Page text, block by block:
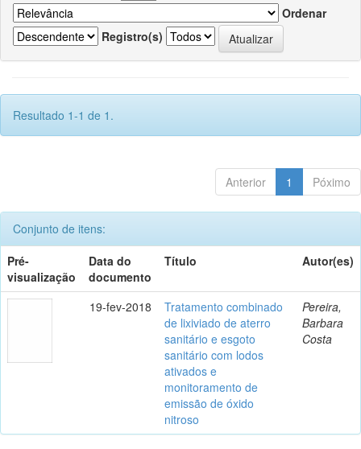
Ordenar
Registro(s)
Resultado 1-1 de 1.
Anterior 1 Póximo
Conjunto de itens:
Pré-
visualização
Data do
documento
Título Autor(es)
19-fev-2018
Tratamento combinado
de lixiviado de aterro
sanitário e esgoto
sanitário com lodos
ativados e
monitoramento de
emissão de óxido
nitroso
Pereira,
Barbara
Costa